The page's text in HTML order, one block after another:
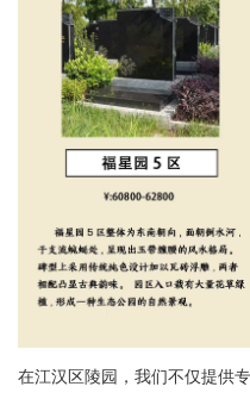
在江汉区陵园，我们不仅提供